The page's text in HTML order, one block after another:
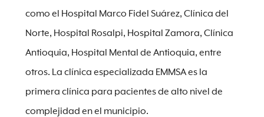
como el Hospital Marco Fidel Suárez, Clínica del
Norte, Hospital Rosalpi, Hospital Zamora, Clínica
Antioquia, Hospital Mental de Antioquia, entre
otros. La clínica especializada EMMSA es la
primera clínica para pacientes de alto nivel de
complejidad en el municipio.